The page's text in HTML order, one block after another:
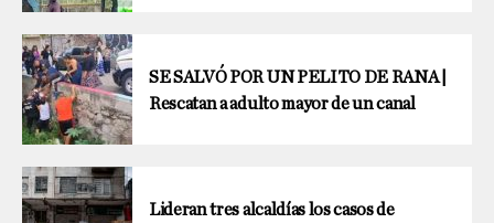
SE SALVÓ POR UN PELITO DE RANA |
Rescatan a adulto mayor de un canal
Lideran tres alcaldías los casos de